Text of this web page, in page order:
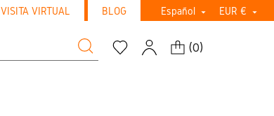
VISITA VIRTUAL BLOG Español  EUR € 
(0)